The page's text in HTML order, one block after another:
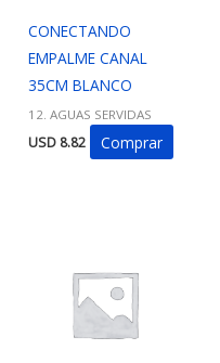
CONECTANDO
EMPALME CANAL
35CM BLANCO
12. AGUAS SERVIDAS
USD8.82 Comprar